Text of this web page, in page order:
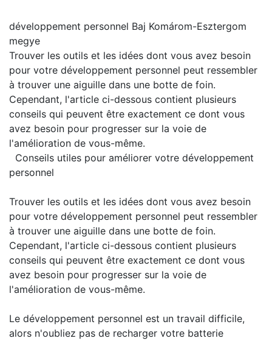
développement personnel Baj Komárom-Esztergom
megye
Trouver les outils et les idées dont vous avez besoin
pour votre développement personnel peut ressembler
à trouver une aiguille dans une botte de foin.
Cependant, l'article ci-dessous contient plusieurs
conseils qui peuvent être exactement ce dont vous
avez besoin pour progresser sur la voie de
l'amélioration de vous-même.
Conseils utiles pour améliorer votre développement
personnel
Trouver les outils et les idées dont vous avez besoin
pour votre développement personnel peut ressembler
à trouver une aiguille dans une botte de foin.
Cependant, l'article ci-dessous contient plusieurs
conseils qui peuvent être exactement ce dont vous
avez besoin pour progresser sur la voie de
l'amélioration de vous-même.
Le développement personnel est un travail difficile,
alors n'oubliez pas de recharger votre batterie